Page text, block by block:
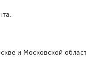
и Московской